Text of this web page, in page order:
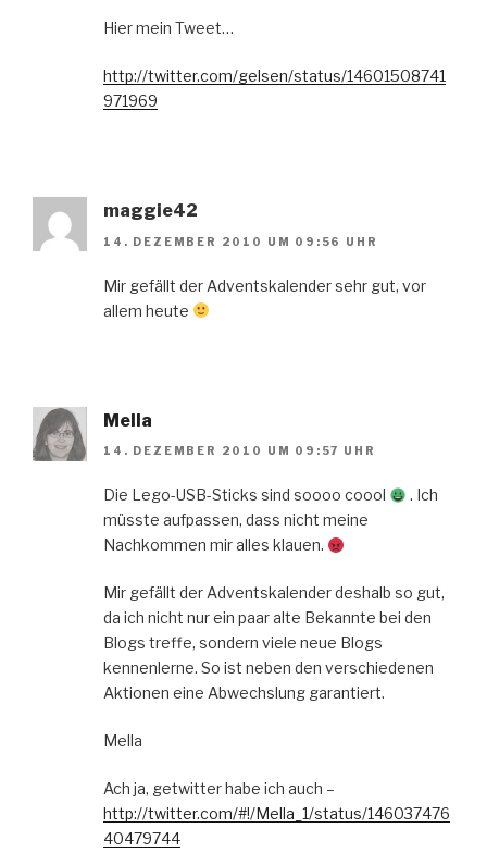
Hier mein Tweet…
http://twitter.com/gelsen/status/14601508741
971969
maggie42
14. DEZEMBER 2010 UM 09:56 UHR
Mir gefällt der Adventskalender sehr gut, vor
allem heute
Mella
14. DEZEMBER 2010 UM 09:57 UHR
Die Lego-USB-Sticks sind soooo coool
. Ich
müsste aufpassen, dass nicht meine
Nachkommen mir alles klauen.
Mir gefällt der Adventskalender deshalb so gut,
da ich nicht nur ein paar alte Bekannte bei den
Blogs treffe, sondern viele neue Blogs
kennenlerne. So ist neben den verschiedenen
Aktionen eine Abwechslung garantiert.
Mella
Ach ja, getwitter habe ich auch –
http://twitter.com/#!/Mella_1/status/146037476
40479744